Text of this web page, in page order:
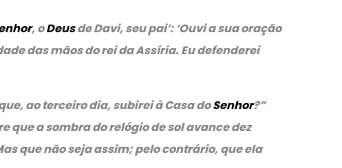
, oDeusde Davi, seu pai’:‘Ouvi a sua oração
das mãos do rei da Assíria. Eu defenderei
ao terceiro dia, subirei à Casa doSenhor?”
que a sombra do relógio de sol avance dez
que não seja assim; pelo contrário, que ela